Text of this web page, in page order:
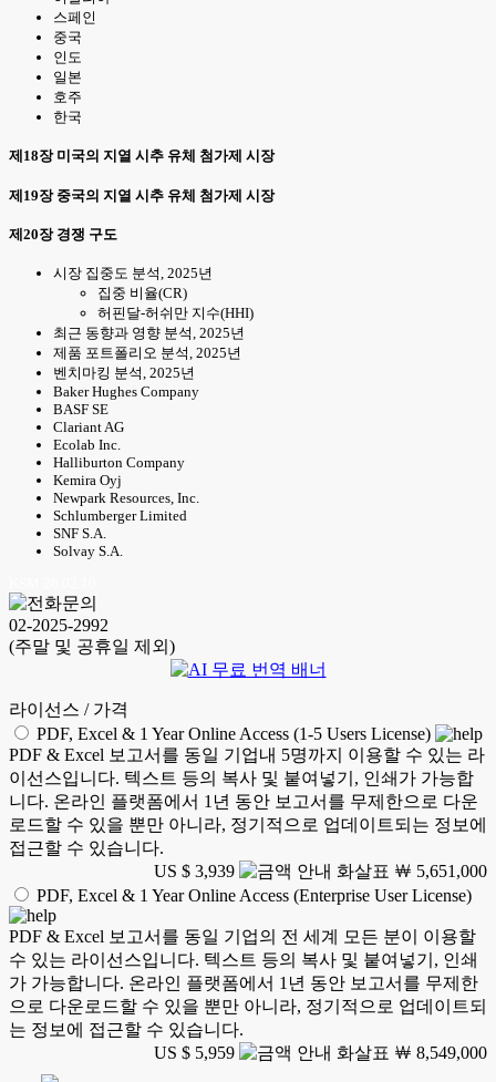
스페인
중국
인도
일본
호주
한국
제18장 미국의 지열 시추 유체 첨가제 시장
제19장 중국의 지열 시추 유체 첨가제 시장
제20장 경쟁 구도
시장 집중도 분석, 2025년
집중 비율(CR)
허핀달-허쉬만 지수(HHI)
최근 동향과 영향 분석, 2025년
제품 포트폴리오 분석, 2025년
벤치마킹 분석, 2025년
Baker Hughes Company
BASF SE
Clariant AG
Ecolab Inc.
Halliburton Company
Kemira Oyj
Newpark Resources, Inc.
Schlumberger Limited
SNF S.A.
Solvay S.A.
02-2025-2992
(주말 및 공휴일 제외)
라이선스 / 가격
PDF, Excel & 1 Year Online Access (1-5 Users License)
PDF & Excel 보고서를 동일 기업내 5명까지 이용할 수 있는 라
이선스입니다. 텍스트 등의 복사 및 붙여넣기, 인쇄가 가능합
니다. 온라인 플랫폼에서 1년 동안 보고서를 무제한으로 다운
로드할 수 있을 뿐만 아니라, 정기적으로 업데이트되는 정보에
접근할 수 있습니다.
US $ 3,939
￦ 5,651,000
PDF, Excel & 1 Year Online Access (Enterprise User License)
PDF & Excel 보고서를 동일 기업의 전 세계 모든 분이 이용할
수 있는 라이선스입니다. 텍스트 등의 복사 및 붙여넣기, 인쇄
가 가능합니다. 온라인 플랫폼에서 1년 동안 보고서를 무제한
으로 다운로드할 수 있을 뿐만 아니라, 정기적으로 업데이트되
는 정보에 접근할 수 있습니다.
US $ 5,959
￦ 8,549,000